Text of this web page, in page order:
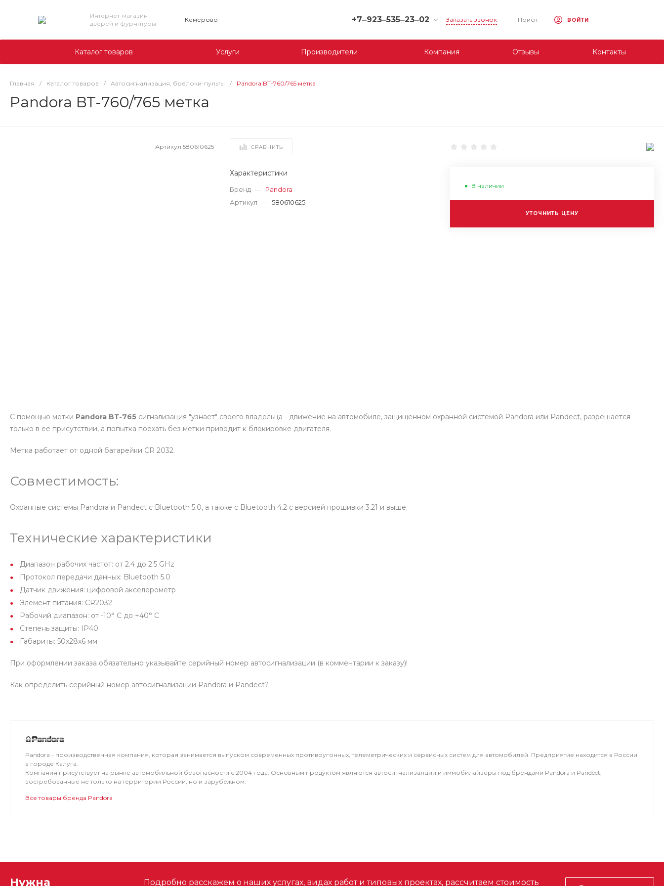
Интернет-магазин
дверей и фурнитуры
Кемерово +7‒923‒535‒23‒02
г. Кемерово, ул. Юрия
Заказать звонок Поиск ВОЙТИ
Каталог товаров Услуги Производители Компания Отзывы Контакты
Главная / Каталог товаров / Автосигнализация, брелоки-пульты / Pandora BT-760/765 метка
Pandora BT-760/765 метка
Артикул580610625 СРАВНИТЬ
Характеристики
Бренд — Pandora
Артикул — 580610625
В наличии
УТОЧНИТЬ ЦЕНУ
С помощью метки Pandora BT-765 сигнализация "узнает" своего владельца - движение на автомобиле, защищенном охранной системой Pandora или Pandect, разрешается
только в ее присутствии, а попытка поехать без метки приводит к блокировке двигателя.
Метка работает от одной батарейки CR 2032.
Совместимость:
Охранные системы Pandora и Pandect с Bluetooth 5.0, а также с Bluetooth 4.2 с версией прошивки 3.21 и выше.
Технические характеристики
Диапазон рабочих частот: от 2.4 до 2.5 GHz
Протокол передачи данных: Bluetooth 5.0
Датчик движения: цифровой акселерометр
Элемент питания: CR2032
Рабочий диапазон: от -10° С до +40° С
Степень защиты: IP40
Габариты: 50x28x6 мм
При оформлении заказа обязательно указывайте серийный номер автосигнализации (в комментарии к заказу)!
Как определить серийный номер автосигнализации Pandora и Pandect?
Pandora - производственная компания, которая занимается выпуском современных противоугонных, телеметрических и сервисных систем для автомобилей. Предприятие находится в России
в городе Калуга.
Компания присутствует на рынке автомобильной безопасности с 2004 года. Основным продуктом являются автосигнализалции и иммобилайзеры под брендами Pandora и Pandect,
востребованные не только на территории России, но и зарубежном.
Все товары бренда Pandora
Нужна Подробно расскажем о наших услугах, видах работ и типовых проектах, рассчитаем стоимость